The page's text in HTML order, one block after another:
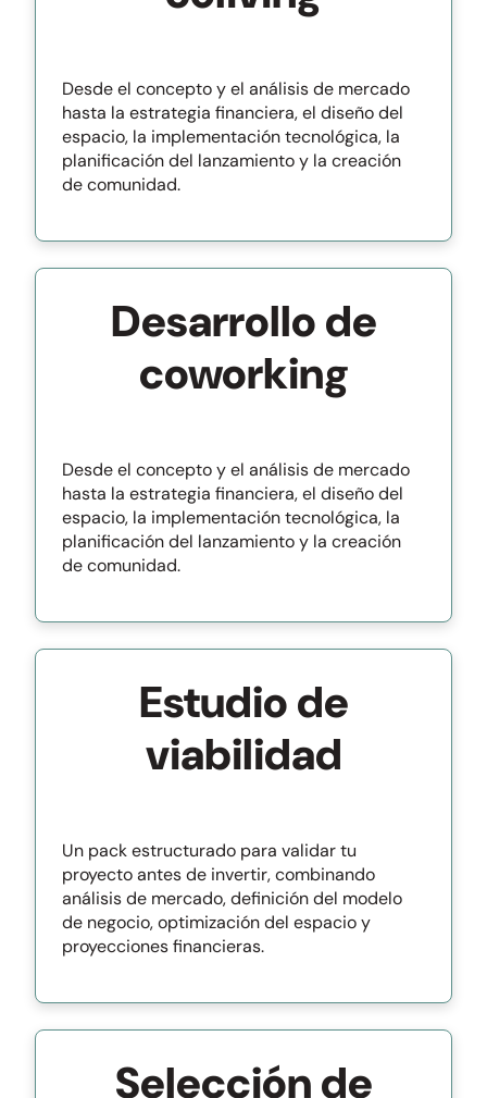
Desde el concepto y el análisis de mercado
hasta la estrategia financiera, el diseño del
espacio, la implementación tecnológica, la
planificación del lanzamiento y la creación
de comunidad.
Desarrollo de
coworking
Desde el concepto y el análisis de mercado
hasta la estrategia financiera, el diseño del
espacio, la implementación tecnológica, la
planificación del lanzamiento y la creación
de comunidad.
Estudio de
viabilidad
Un pack estructurado para validar tu
proyecto antes de invertir, combinando
análisis de mercado, definición del modelo
de negocio, optimización del espacio y
proyecciones financieras.
Selección de